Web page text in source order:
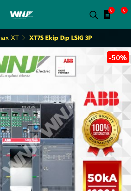
0 0
XT XT7S Ekip Dip LSIG 3P
-50%